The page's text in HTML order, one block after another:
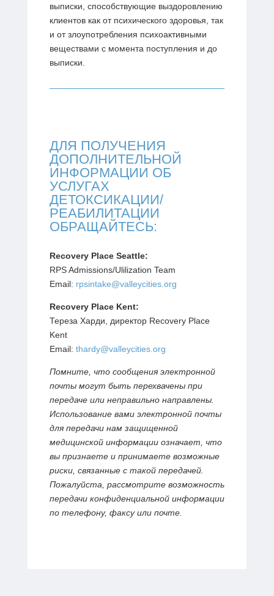
выписки, способствующие выздоровлению
клиентов как от психического здоровья, так
и от злоупотребления психоактивными
веществами с момента поступления и до
выписки.
ДЛЯ ПОЛУЧЕНИЯ
ДОПОЛНИТЕЛЬНОЙ
ИНФОРМАЦИИ ОБ
УСЛУГАХ
ДЕТОКСИКАЦИИ/
РЕАБИЛИТАЦИИ
ОБРАЩАЙТЕСЬ:
Recovery Place Seattle:
RPS Admissions/Ulilization Team
Email: rpsintake@valleycities.org
Recovery Place Kent:
Тереза Харди, директор Recovery Place
Kent
Email: thardy@valleycities.org
Помните, что сообщения электронной
почты могут быть перехвачены при
передаче или неправильно направлены.
Использование вами электронной почты
для передачи нам защищенной
медицинской информации означает, что
вы признаете и принимаете возможные
риски, связанные с такой передачей.
Пожалуйста, рассмотрите возможность
передачи конфиденциальной информации
по телефону, факсу или почте.